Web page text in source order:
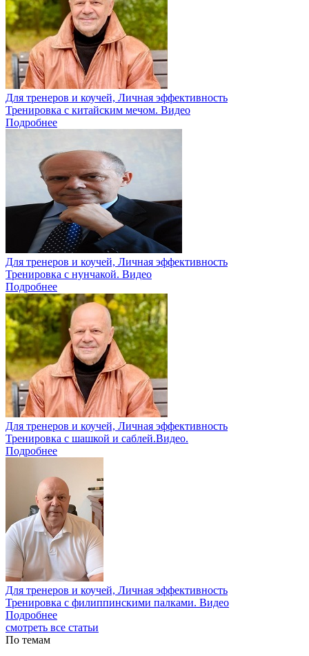
Для тренеров и коучей, Личная эффективность
Тренировка с китайским мечом. Видео
Подробнее
Для тренеров и коучей, Личная эффективность
Тренировка с нунчакой. Видео
Подробнее
Для тренеров и коучей, Личная эффективность
Тренировка с шашкой и саблей.Видео.
Подробнее
Для тренеров и коучей, Личная эффективность
Тренировка с филиппинскими палками. Видео
Подробнее
смотреть все статьи
По темам